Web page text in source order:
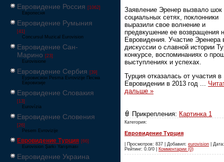
Евровидение Россия [1062]
Европесня
Евровидение Румыния
[41]
Concursul Muzical Eurovision
Евровидение Сан-
Марино [23]
Eurovisione
Евровидение Сербия [39]
Еуровисион Pesma Evrovizije Песма
Евровизије
Евровидение Словакия
[13]
Eurovízia
Евровидение Словения
[26]
Pesem Evrovizije
Евровидение Турция [66]
Eurovision Şarkı Yarışması
Евровидение Украина
Заявление Эренер вызвало шок
социальных сетях, поклонники
выразили свое волнение и
предвкушение ее возвращения
Евровидения. Участие Эренера
дискуссии о славной истории
конкурсе, воспоминаниях о
выступлениях и успехах.
Турция отказалась от участия в
Евровидении в 2013 год
дальше »
Прикрепления: Картинка 1
Категория:
Евровидение Турция
| Просмотров: 837 | Добавил: eurovision |
Рейтинг: 0.0/0 | Комментарии (0)